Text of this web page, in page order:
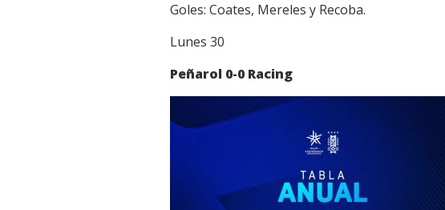
Goles: Coates, Mereles y Recoba.
Lunes 30
Peñarol 0-0 Racing